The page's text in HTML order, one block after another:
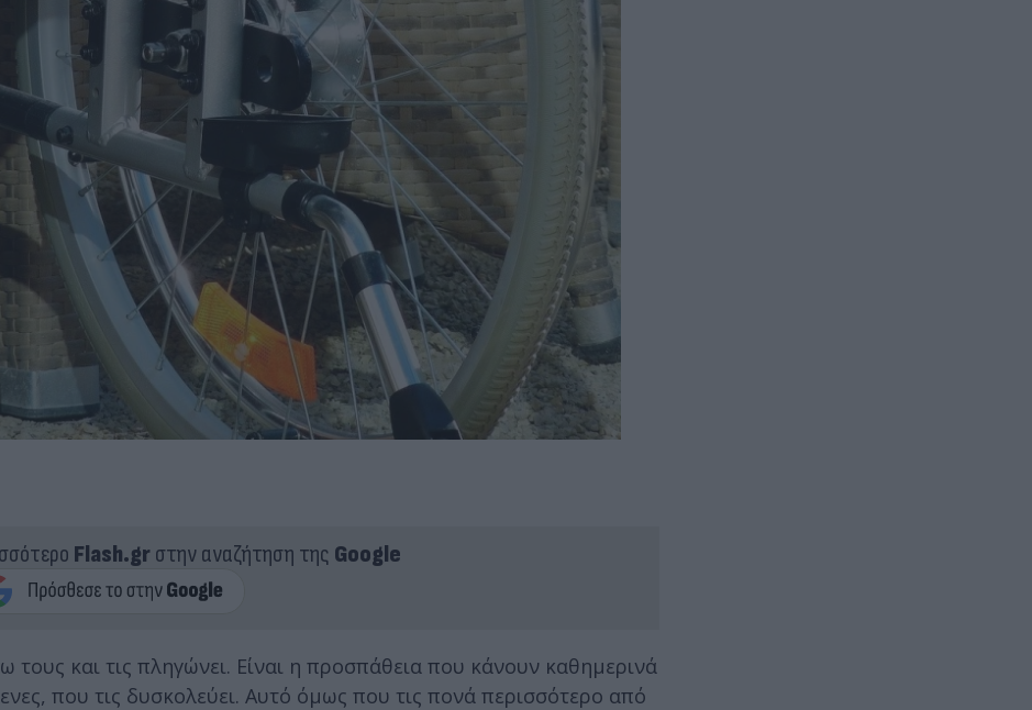
Flash.grστην αναζήτηση της Google
τους και τις πληγώνει. Είναι η προσπάθεια που κάνουν καθημερινά
που τις δυσκολεύει. Αυτό όμως που τις πονά περισσότερο από